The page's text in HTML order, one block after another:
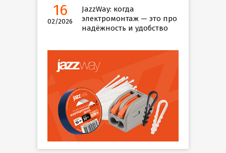
16
02/2026
JazzWay: когда
электромонтаж — это про
надёжность и удобство